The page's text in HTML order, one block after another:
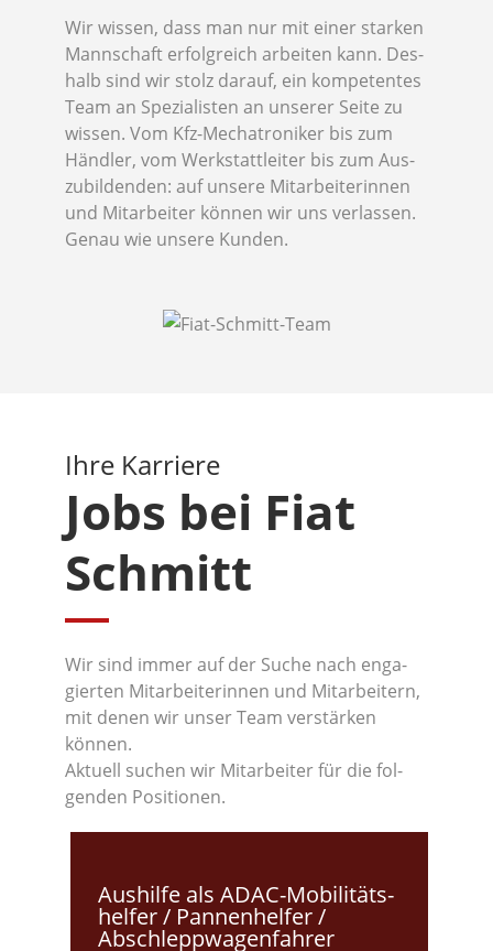
Wir wis­sen, dass man nur mit einer star­ken
Mann­schaft erfolg­reich arbei­ten kann. Des­
halb sind wir stolz dar­auf, ein kom­pe­ten­tes
Team an Spe­zia­lis­ten an unse­rer Sei­te zu
wis­sen. Vom Kfz-Mecha­tro­ni­ker bis zum
Händ­ler, vom Werk­statt­lei­ter bis zum Aus­
zu­bil­den­den: auf unse­re Mit­ar­bei­te­rin­nen
und Mit­ar­bei­ter kön­nen wir uns ver­las­sen.
Genau wie unse­re Kunden.
Ihre Kar­rie­re
Jobs bei Fiat
Schmitt
Wir sind immer auf der Suche nach enga­
gier­ten Mit­ar­bei­te­rin­nen und Mit­ar­bei­tern,
mit denen wir unser Team ver­stär­ken
können.
Aktu­ell suchen wir Mit­ar­bei­ter für die fol­
gen­den Positionen.
Aus­hil­fe als ADAC-Mobi­li­täts­
hel­fer / Pan­nen­hel­fer /
Abschlepp­wa­gen­fah­rer